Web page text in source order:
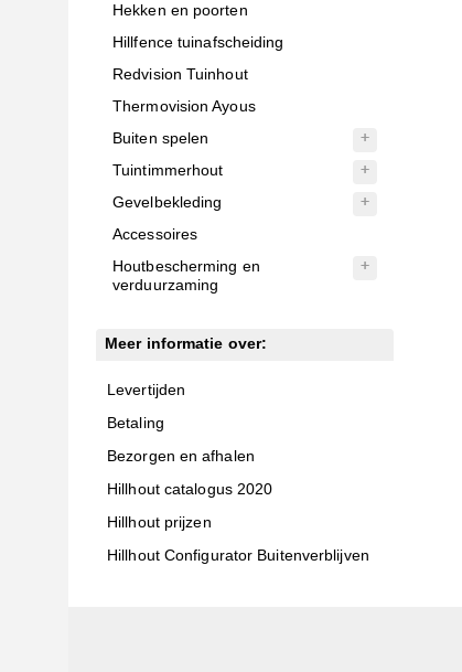
Hekken en poorten
Hillfence tuinafscheiding
Redvision Tuinhout
Thermovision Ayous
Buiten spelen
Tuintimmerhout
Gevelbekleding
Accessoires
Houtbescherming en
verduurzaming
Meer informatie over:
Levertijden
Betaling
Bezorgen en afhalen
Hillhout catalogus 2020
Hillhout prijzen
Hillhout Configurator Buitenverblijven